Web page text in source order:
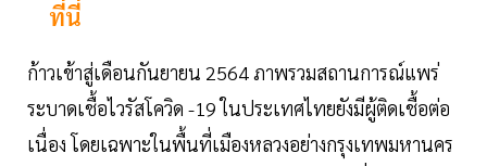
ที่นี่
ก้าวเข้าสู่เดือนกันยายน 2564 ภาพรวมสถานการณ์แพร่
ระบาดเชื้อไวรัสโควิด -19 ในประเทศไทยยังมีผู้ติดเชื้อต่อ
เนื่อง โดยเฉพาะในพื้นที่เมืองหลวงอย่างกรุงเทพมหานคร